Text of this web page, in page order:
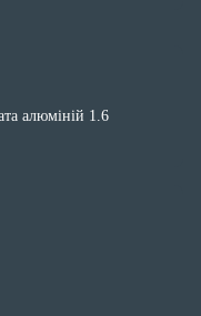
алюміній 1.6